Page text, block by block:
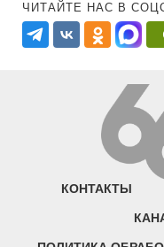
ЧИТАЙТЕ НАС В
КОНТАКТЫ